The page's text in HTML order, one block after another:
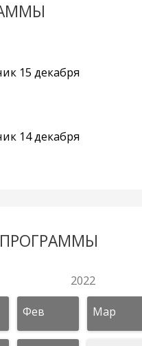
15 декабря
14 декабря
2022
Фев Мар